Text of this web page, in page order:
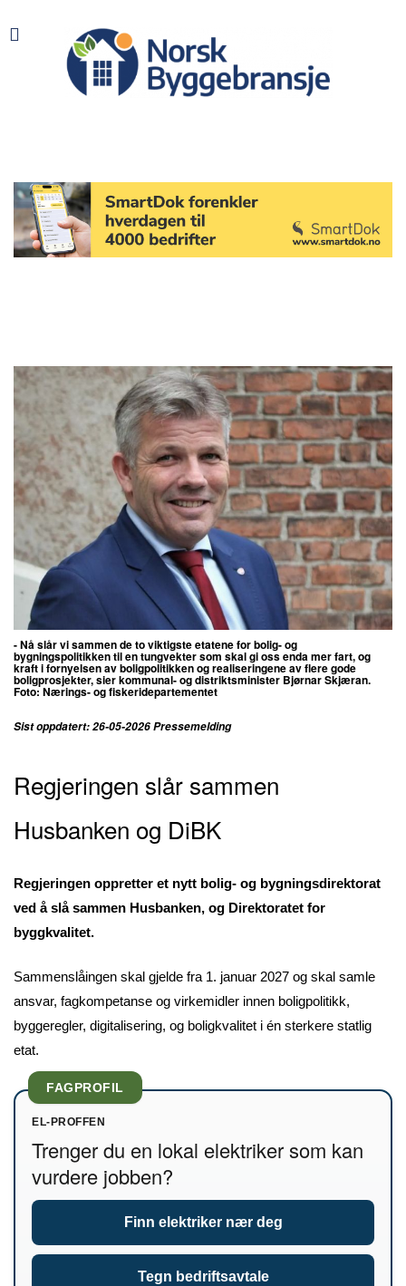
- Nå slår vi sammen de to viktigste etatene for bolig- og
bygningspolitikken til en tungvekter som skal gi oss enda mer fart, og
kraft i fornyelsen av boligpolitikken og realiseringene av flere gode
boligprosjekter, sier kommunal- og distriktsminister Bjørnar Skjæran.
Foto:Nærings- og fiskeridepartementet
Sist oppdatert: 26-05-2026 Pressemelding
Regjeringen slår sammen
Husbanken og DiBK
Regjeringen oppretter et nytt bolig- og bygningsdirektorat
ved å slå sammen Husbanken, og Direktoratet for
byggkvalitet.
Sammenslåingen skal gjelde fra 1. januar 2027 og skal samle
ansvar, fagkompetanse og virkemidler innen boligpolitikk,
byggeregler, digitalisering, og boligkvalitet i én sterkere statlig
etat.
FAGPROFIL
EL-PROFFEN
Trenger du en lokal elektriker som kan
vurdere jobben?
Finn elektriker nær deg
Tegn bedriftsavtale